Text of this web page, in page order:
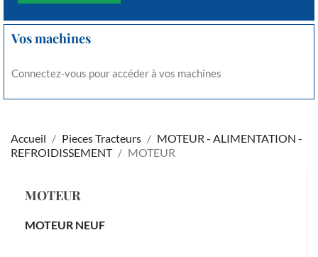
Vos machines
Connectez-vous pour accéder à vos machines
Accueil Pieces Tracteurs
MOTEUR - ALIMENTATION -
REFROIDISSEMENT
MOTEUR
MOTEUR
MOTEUR NEUF